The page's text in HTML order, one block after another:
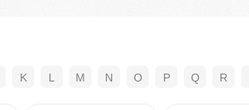
K L M N O P Q R